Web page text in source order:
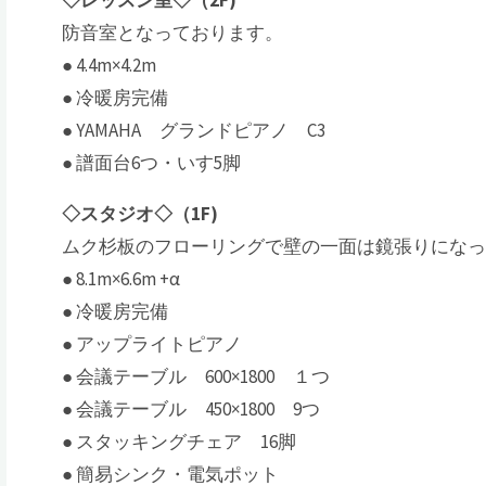
防音室となっております。
● 4.4m×4.2m
● 冷暖房完備
● YAMAHA グランドピアノ C3
● 譜面台6つ・いす5脚
◇スタジオ◇（1F)
ムク杉板のフローリングで壁の一面は鏡張りになっ
● 8.1m×6.6m +α
● 冷暖房完備
● アップライトピアノ
● 会議テーブル 600×1800 １つ
● 会議テーブル 450×1800 9つ
● スタッキングチェア 16脚
● 簡易シンク・電気ポット